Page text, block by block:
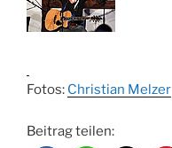
Fotos: Christian Melzer
Beitrag teilen: